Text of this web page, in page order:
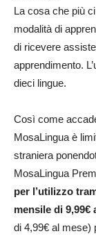
La cosa che più
modalità di
di ricevere
apprendimento.
dieci lingue.
Così come
MosaLingua è
straniera
MosaLingua
per l’utilizzo
mensile di 9,99€
di 4,99€ al mese)